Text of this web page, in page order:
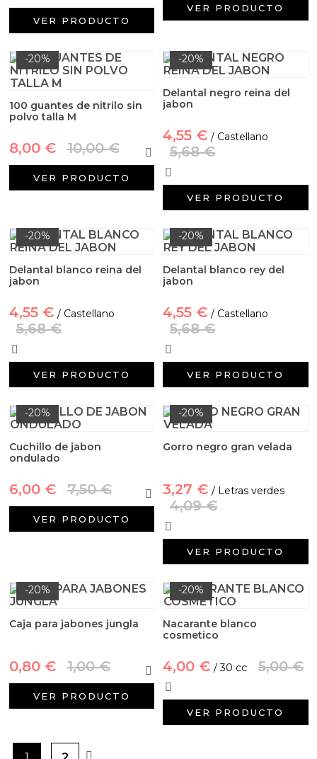
VER PRODUCTO
VER PRODUCTO
-20%
100 guantes de nitrilo sin
polvo talla M
8,00 € 10,00 €
VER PRODUCTO
-20%
Delantal negro reina del
jabon
4,55 € / Castellano
5,68 €
VER PRODUCTO
-20%
Delantal blanco reina del
jabon
4,55 € / Castellano
5,68 €
VER PRODUCTO
-20%
Delantal blanco rey del
jabon
4,55 € / Castellano
5,68 €
VER PRODUCTO
-20%
Cuchillo de jabon
ondulado
6,00 € 7,50 €
VER PRODUCTO
-20%
Gorro negro gran velada
3,27 € / Letras verdes
4,09 €
VER PRODUCTO
-20%
Caja para jabones jungla
0,80 € 1,00 €
VER PRODUCTO
-20%
Nacarante blanco
cosmetico
4,00 € / 30 cc 5,00 €
VER PRODUCTO